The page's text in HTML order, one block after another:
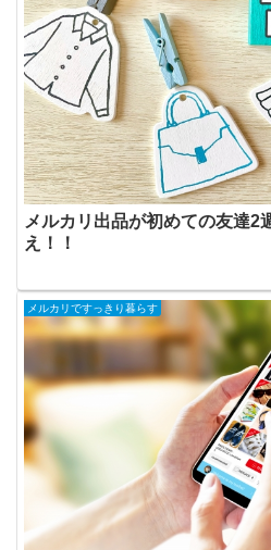
メルカリ出品が初めての友達2
え！！
メルカリですっきり暮らす